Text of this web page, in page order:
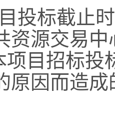
投标截止
资源交易中
项目招标投
原因而造